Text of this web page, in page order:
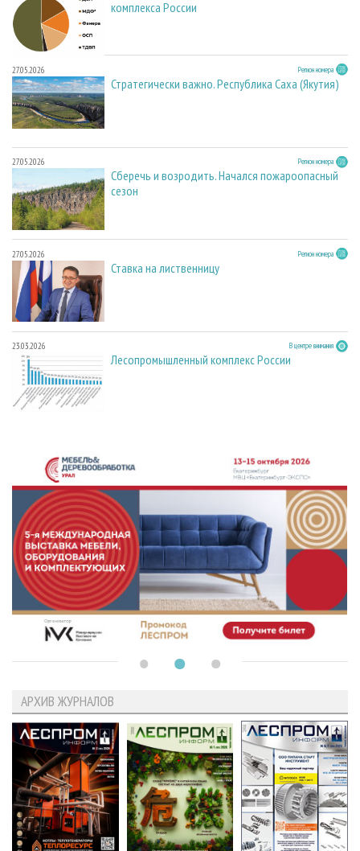
комплекса России
27.05.2026 Регион номера
Стратегически важно. Республика Саха (Якутия)
27.05.2026 Регион номера
Сберечь и возродить. Начался пожароопасный
сезон
27.05.2026 Регион номера
Ставка на лиственницу
23.03.2026 В центре внимания
Лесопромышленный комплекс России
АРХИВ ЖУРНАЛОВ